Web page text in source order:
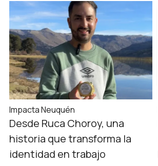
Impacta Neuquén
Desde Ruca Choroy, una
historia que transforma la
identidad en trabajo